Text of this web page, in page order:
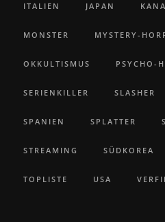
ITALIEN JAPAN
MONSTER MYSTERY-
OKKULTISMUS PSYCHO-
SERIENKILLER SLASHER
SPANIEN SPLATTER
STREAMING SÜDKOREA
TOPLISTE USA